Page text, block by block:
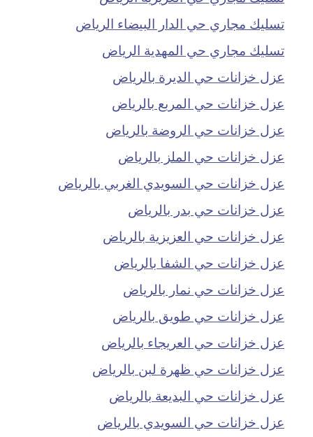
تسليك مجاري حي الدار البيضاء الرياض
تسليك مجاري حي المهدية الرياض
عزل خزانات حي الديرة بالرياض
عزل خزانات حي المربع بالرياض
عزل خزانات حي الروضة بالرياض
عزل خزانات حي الملز بالرياض
عزل خزانات حي السويدي الغربي بالرياض
عزل خزانات حي بدر بالرياض
عزل خزانات حي العزيزية بالرياض
عزل خزانات حي الشفا بالرياض
عزل خزانات حي نمار بالرياض
عزل خزانات حي طويق بالرياض
عزل خزانات حي العريجاء بالرياض
عزل خزانات حي ظهرة لبن بالرياض
عزل خزانات حي البديعة بالرياض
عزل خزانات حي السويدي بالرياض